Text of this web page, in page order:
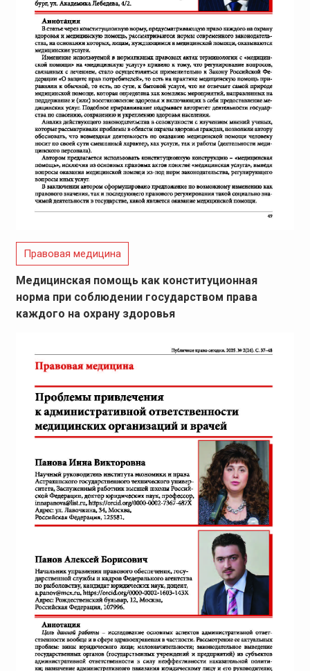
Правовая медицина
Медицинская помощь как конституционная
норма при соблюдении государством права
каждого на охрану здоровья